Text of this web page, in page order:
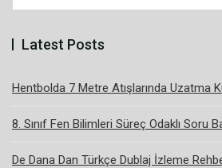
Latest Posts
Hentbolda 7 Metre Atışlarında Uzatma
8. Sınıf Fen Bilimleri Süreç Odaklı Soru
De Dana Dan Türkçe Dublaj İzleme